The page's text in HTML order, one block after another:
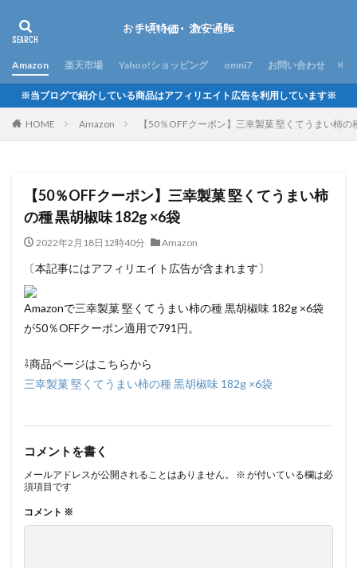
Amazon 楽天市場 Yahoo!ショッピング omni7 お問い合わせ
※当ブログで紹介している商品はアフィリエイト広告を利用しています※
HOME Amazon 【50％OFFクーポン】三幸製菓 堅くてうまい柿の
【50％OFFクーポン】三幸製菓 堅くてうまい柿
の種 黒胡椒味 182g ×6袋
2022年2月18日12時40分 Amazon
〔本記事にはアフィリエイト広告が含まれます〕
Amazonで三幸製菓 堅くてうまい柿の種 黒胡椒味 182g ×6袋
が50％OFFクーポン適用で791円。
⇩商品ページはこちらから
三幸製菓 堅くてうまい柿の種 黒胡椒味 182g ×6袋
コメントを書く
メールアドレスが公開されることはありません。 ※ が付いている欄は必
須項目です
コメント ※